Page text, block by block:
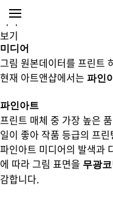
미리
보기
미디어
그림 원본데이터를 프린트
현재 아트앤샵에서는 파인
파인아트
프린트 매체 중 가장 높은
일이 좋아 작품 등급의 프
파인아트 미디어의 발색과
에 따라 그림 표면을 무광
감합니다.